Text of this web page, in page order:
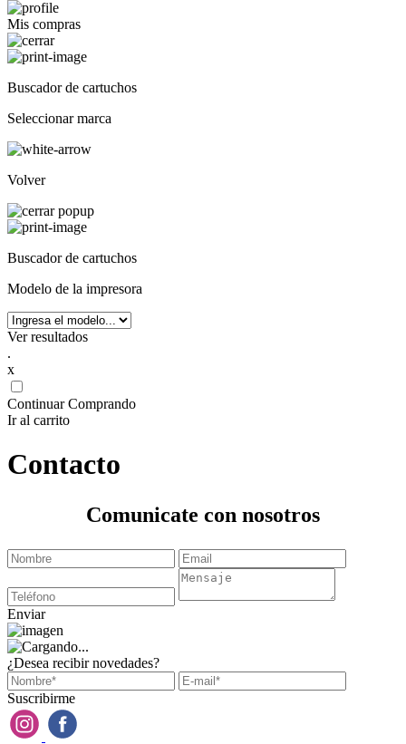
Mis compras
Buscador de cartuchos
Seleccionar marca
Volver
Buscador de cartuchos
Modelo de la impresora
Ver resultados
.
x
Continuar Comprando
Ir al carrito
Contacto
Comunicate con nosotros
Enviar
¿Desea recibir novedades?
Suscribirme